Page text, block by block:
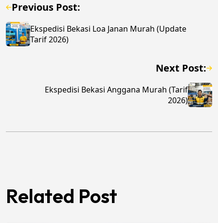
Previous Post:
Ekspedisi Bekasi Loa Janan Murah (Update
Tarif 2026)
Next Post:
Ekspedisi Bekasi Anggana Murah (Tarif
2026)
Related Post